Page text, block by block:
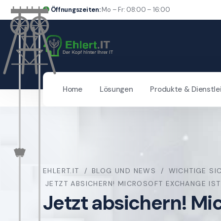
Öffnungszeiten:Mo – Fr: 08:00 – 16:00
Home Lösungen Produkte &
EHLERT.IT BLOG UND NEWS
WICHTIGE
JETZT ABSICHERN! MICROSOFT EXCHANGE
Jetzt absichern!